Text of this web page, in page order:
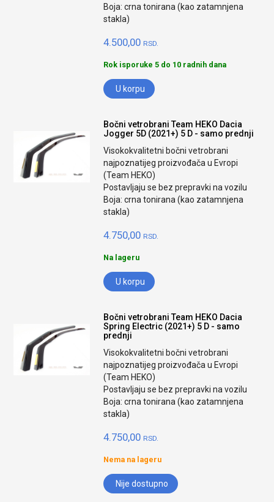
Boja: crna tonirana (kao zatamnjena
stakla)
4.500,00 RSD.
Rok isporuke 5 do 10 radnih dana
U korpu
Bočni vetrobrani Team HEKO Dacia
Jogger 5D (2021+) 5 D - samo prednji
Visokokvalitetni bočni vetrobrani
najpoznatijeg proizvođača u Evropi
(Team HEKO)
Postavljaju se bez prepravki na vozilu
Boja: crna tonirana (kao zatamnjena
stakla)
4.750,00 RSD.
Na lageru
U korpu
Bočni vetrobrani Team HEKO Dacia
Spring Electric (2021+) 5 D - samo
prednji
Visokokvalitetni bočni vetrobrani
najpoznatijeg proizvođača u Evropi
(Team HEKO)
Postavljaju se bez prepravki na vozilu
Boja: crna tonirana (kao zatamnjena
stakla)
4.750,00 RSD.
Nema na lageru
Nije dostupno